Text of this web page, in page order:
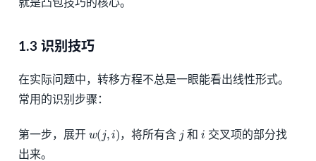
1.3 识别技巧
在实际问题中，转移方程不总是一眼能看出线性形式。
常用的识别步骤：
第一步，展开 ( , ) ，将所有含 j 和i 交叉项的部分找
出来。